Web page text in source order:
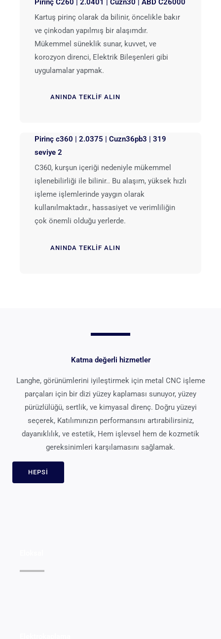
Pirinç C260 | 2.0401 | Cuzn30 | ABD C26000
Kartuş pirinç olarak da bilinir, öncelikle bakır
ve çinkodan yapılmış bir alaşımdır.
Mükemmel süneklik sunar, kuvvet, ve
korozyon direnci, Elektrik Bileşenleri gibi
uygulamalar yapmak.
ANINDA TEKLIF ALIN
Pirinç c360 | 2.0375 | Cuzn36pb3 | 319
seviye 2
C360, kurşun içeriği nedeniyle mükemmel
işlenebilirliği ile bilinir.. Bu alaşım, yüksek hızlı
işleme işlemlerinde yaygın olarak
kullanılmaktadır., hassasiyet ve verimliliğin
çok önemli olduğu yerlerde.
ANINDA TEKLIF ALIN
Katma değerli hizmetler
Langhe, görünümlerini iyileştirmek için metal CNC işleme
parçaları için bir dizi yüzey kaplaması sunuyor, yüzey
pürüzlülüğü, sertlik, ve kimyasal direnç. Doğru yüzeyi
seçerek, Katılımınızın performansını artırabilirsiniz,
dayanıklılık, ve estetik, Hem işlevsel hem de kozmetik
gereksinimleri karşılamasını sağlamak.
HEPSI